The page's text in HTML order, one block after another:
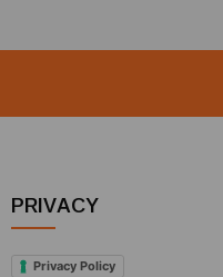
PRIVACY
Privacy Policy